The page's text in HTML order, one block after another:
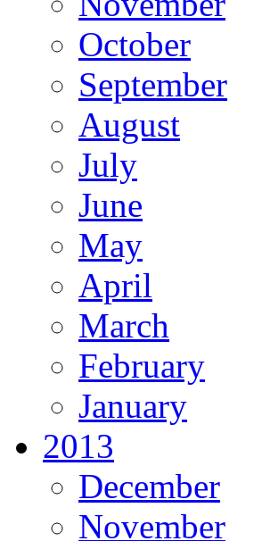
October
September
August
July
June
May
April
March
February
January
2013
December
November